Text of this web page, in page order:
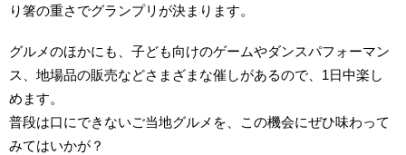
り箸の重さでグランプリが決まります。
グルメのほかにも、子ども向けのゲームやダンスパフォーマン
ス、地場品の販売などさまざまな催しがあるので、1日中楽し
めます。
普段は口にできないご当地グルメを、この機会にぜひ味わって
みてはいかが？